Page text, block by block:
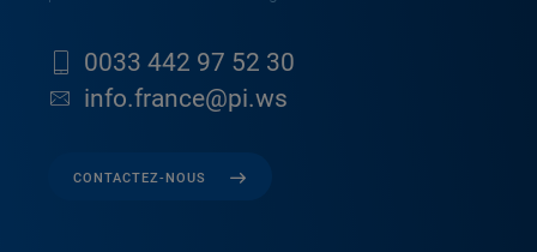
0033 442 97 52 30
info.france@pi.ws
CONTACTEZ-NOUS